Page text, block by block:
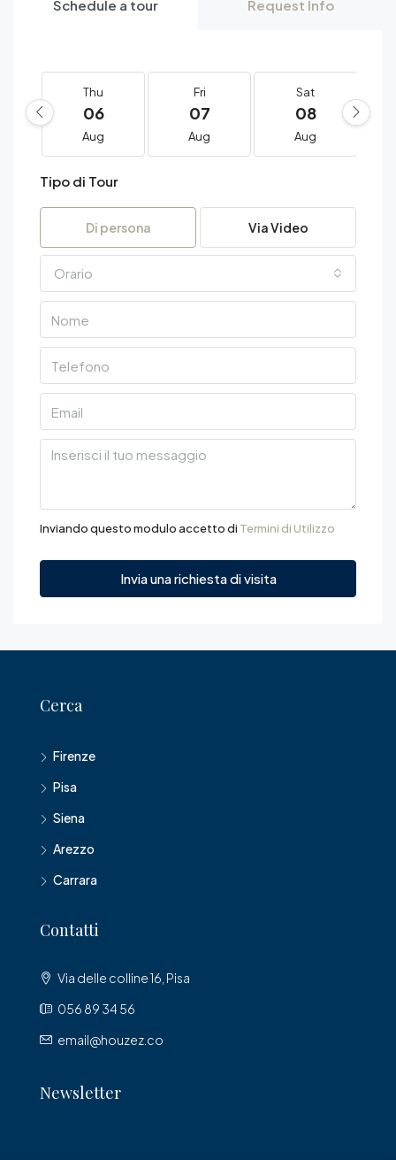
Schedule a tour Request Info
Thu
06
Aug
Fri
07
Aug
Sat
08
Aug
Tipo di Tour
Di persona Via Video
Orario
Inviando questo modulo accetto di Termini di Utilizzo
Invia una richiesta di visita
Cerca
Firenze
Pisa
Siena
Arezzo
Carrara
Contatti
Via delle colline 16, Pisa
056 89 34 56
email@houzez.co
Newsletter